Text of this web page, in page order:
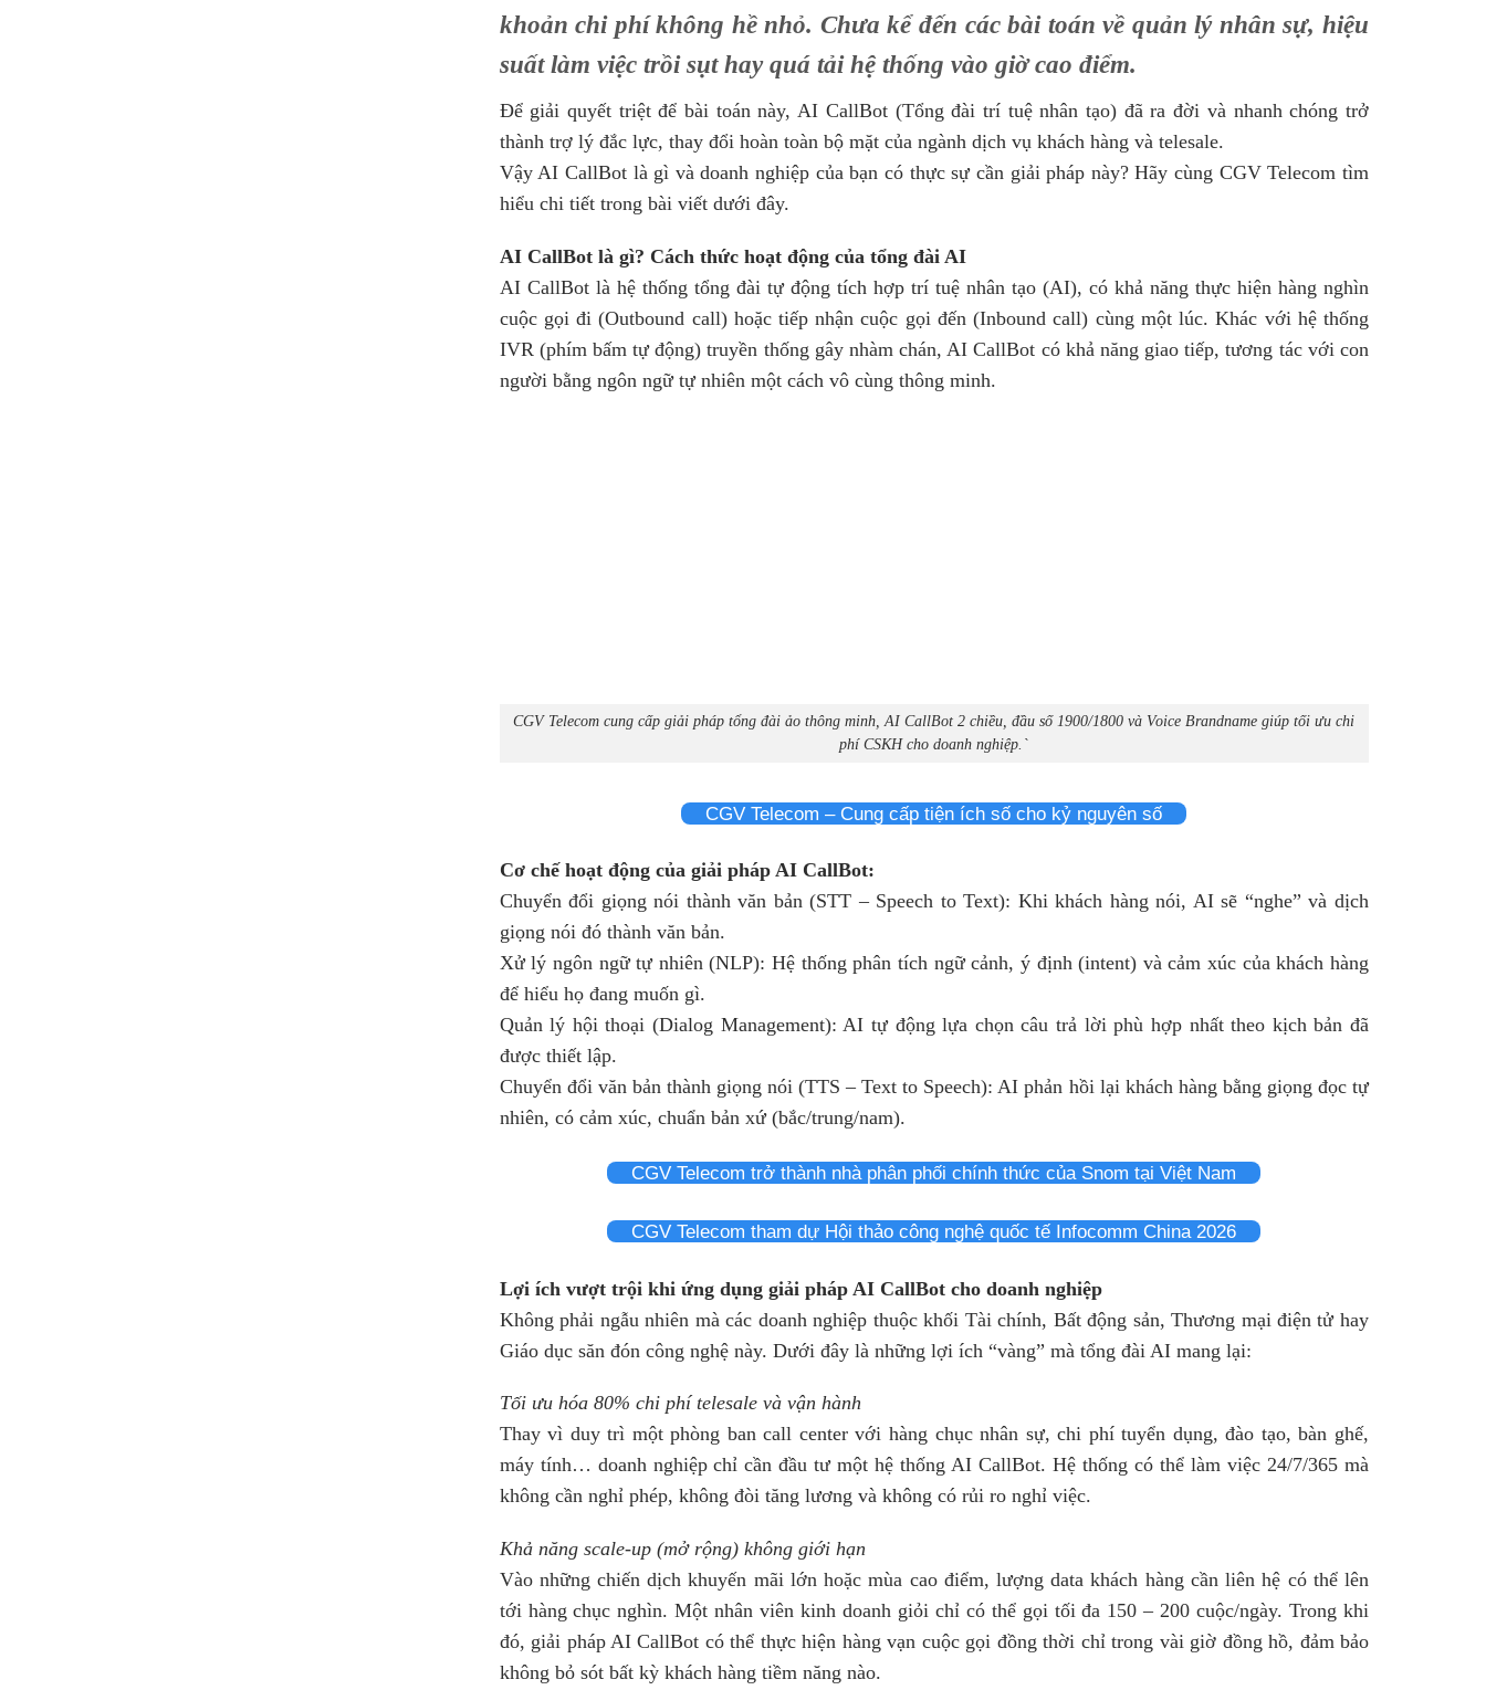
khoản chi phí không hề nhỏ. Chưa kể đến các bài toán về quản lý nhân sự, hiệu
suất làm việc trồi sụt hay quá tải hệ thống vào giờ cao điểm.
Để giải quyết triệt để bài toán này, AI CallBot (Tổng đài trí tuệ nhân tạo) đã ra đời và nhanh chóng trở
thành trợ lý đắc lực, thay đổi hoàn toàn bộ mặt của ngành dịch vụ khách hàng và telesale.
Vậy AI CallBot là gì và doanh nghiệp của bạn có thực sự cần giải pháp này? Hãy cùng CGV Telecom tìm
hiểu chi tiết trong bài viết dưới đây.
AI CallBot là gì? Cách thức hoạt động của tổng đài AI
AI CallBot là hệ thống tổng đài tự động tích hợp trí tuệ nhân tạo (AI), có khả năng thực hiện hàng nghìn
cuộc gọi đi (Outbound call) hoặc tiếp nhận cuộc gọi đến (Inbound call) cùng một lúc. Khác với hệ thống
IVR (phím bấm tự động) truyền thống gây nhàm chán, AI CallBot có khả năng giao tiếp, tương tác với con
người bằng ngôn ngữ tự nhiên một cách vô cùng thông minh.
CGV Telecom cung cấp giải pháp tổng đài ảo thông minh, AI CallBot 2 chiều, đầu số 1900/1800 và Voice Brandname giúp tối ưu chi
phí CSKH cho doanh nghiệp.`
CGV Telecom – Cung cấp tiện ích số cho kỷ nguyên số
Cơ chế hoạt động của giải pháp AI CallBot:
Chuyển đổi giọng nói thành văn bản (STT – Speech to Text): Khi khách hàng nói, AI sẽ “nghe” và dịch
giọng nói đó thành văn bản.
Xử lý ngôn ngữ tự nhiên (NLP): Hệ thống phân tích ngữ cảnh, ý định (intent) và cảm xúc của khách hàng
để hiểu họ đang muốn gì.
Quản lý hội thoại (Dialog Management): AI tự động lựa chọn câu trả lời phù hợp nhất theo kịch bản đã
được thiết lập.
Chuyển đổi văn bản thành giọng nói (TTS – Text to Speech): AI phản hồi lại khách hàng bằng giọng đọc tự
nhiên, có cảm xúc, chuẩn bản xứ (bắc/trung/nam).
CGV Telecom trở thành nhà phân phối chính thức của Snom tại Việt Nam
CGV Telecom tham dự Hội thảo công nghệ quốc tế Infocomm China 2026
Lợi ích vượt trội khi ứng dụng giải pháp AI CallBot cho doanh nghiệp
Không phải ngẫu nhiên mà các doanh nghiệp thuộc khối Tài chính, Bất động sản, Thương mại điện tử hay
Giáo dục săn đón công nghệ này. Dưới đây là những lợi ích “vàng” mà tổng đài AI mang lại:
Tối ưu hóa 80% chi phí telesale và vận hành
Thay vì duy trì một phòng ban call center với hàng chục nhân sự, chi phí tuyển dụng, đào tạo, bàn ghế,
máy tính… doanh nghiệp chỉ cần đầu tư một hệ thống AI CallBot. Hệ thống có thể làm việc 24/7/365 mà
không cần nghỉ phép, không đòi tăng lương và không có rủi ro nghỉ việc.
Khả năng scale-up (mở rộng) không giới hạn
Vào những chiến dịch khuyến mãi lớn hoặc mùa cao điểm, lượng data khách hàng cần liên hệ có thể lên
tới hàng chục nghìn. Một nhân viên kinh doanh giỏi chỉ có thể gọi tối đa 150 – 200 cuộc/ngày. Trong khi
đó, giải pháp AI CallBot có thể thực hiện hàng vạn cuộc gọi đồng thời chỉ trong vài giờ đồng hồ, đảm bảo
không bỏ sót bất kỳ khách hàng tiềm năng nào.